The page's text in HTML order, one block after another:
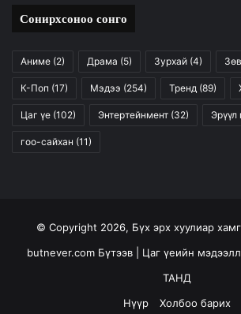
Сонирхсоноо сонго
Аниме (2) Драма (5) Зурхай (4)
К-Поп (17) Мэдээ (254) Тренд (89)
Цаг үе (102) Энтертейнмент (32) Эрүүл
гоо-сайхан (11)
© Copyright 2026, Бүх эрх хуулиар
butnever.com Бүтээв | Цаг үеийн
ТАНД
Нүүр
Холбоо барих